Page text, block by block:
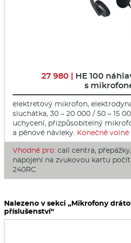
27 980 | HE 100
s
elektretový mikrofon,
sluchátka, 30 – 20 000 / 50 – 15
uchycení, přizpůsobitelný
a pěnové návleky. Konečně volné
Vhodné pro: call centra,
napojení na zvukovou kartu
240RC
Nalezeno v sekci „Mikrofony
příslušenství“